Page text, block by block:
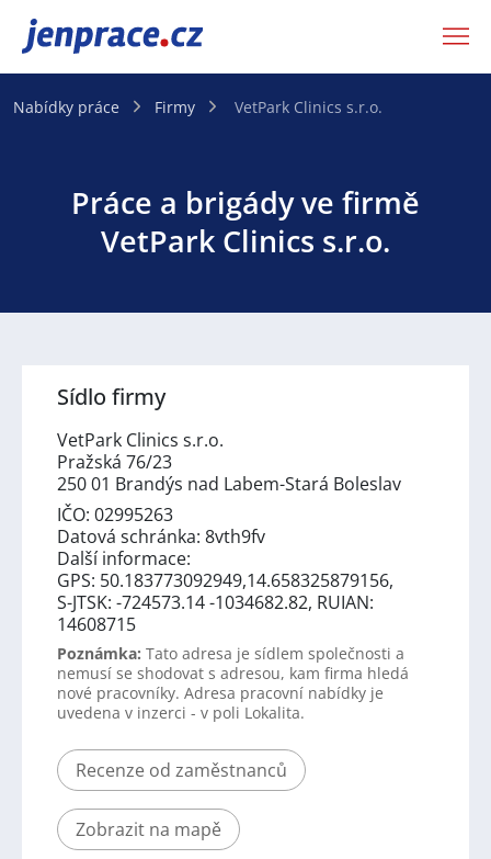
JenPráce.cz
Nabídky práce Firmy VetPark Clinics s.r.o.
Práce a brigády ve firmě
VetPark Clinics s.r.o.
Sídlo firmy
VetPark Clinics s.r.o.
Pražská 76/23
250 01 Brandýs nad Labem-Stará Boleslav
IČO: 02995263
Datová schránka: 8vth9fv
Další informace:
GPS: 50.183773092949,14.658325879156,
S-JTSK: -724573.14 -1034682.82, RUIAN:
14608715
Poznámka: Tato adresa je sídlem společnosti a
nemusí se shodovat s adresou, kam firma hledá
nové pracovníky. Adresa pracovní nabídky je
uvedena v inzerci - v poli Lokalita.
Recenze od zaměstnanců
Zobrazit na mapě